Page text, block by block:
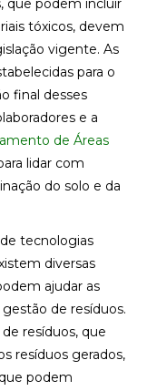
que podem incluir
tóxicos, devem
vigente. As
para o
final desses
e a
de Áreas
lidar com
do solo e da
tecnologias
diversas
ajudar as
de resíduos.
resíduos, que
resíduos gerados,
podem